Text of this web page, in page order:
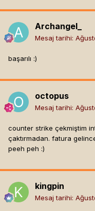
Archangel_
Mesaj tarihi:
başarılı :)
octopus
Mesaj tarihi:
counter strike çekmiştim
çaktırmadan. fatura
peeh peh :)
kingpin
Mesaj tarihi: